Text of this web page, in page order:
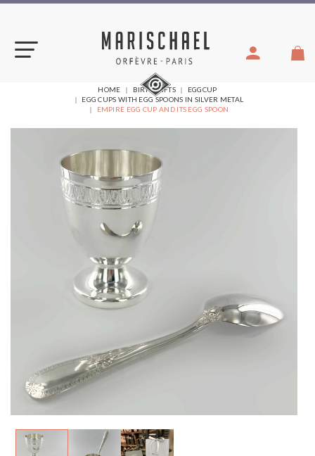
Skip
YOU
ARE
HERE:
HOME BIRTH GIFTS
EGGCUP
EGG CUPS WITH EGG SPOONS IN SILVER METAL
EMPIRE EGG CUP AND ITS EGG SPOON